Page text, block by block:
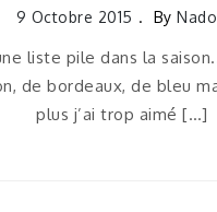
9 Octobre 2015 By
liste pile dans la
de bordeaux, de bleu
plus j’ai trop aimé […]